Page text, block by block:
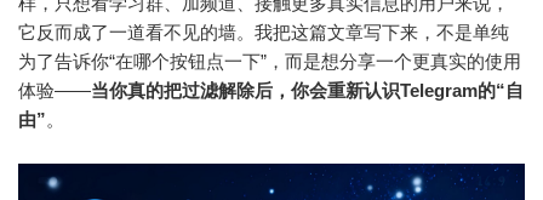
它反而成了一道看不见的墙。我把这篇文章写下来，不是单纯
为了告诉你“在哪个按钮点一下”，而是想分享一个更真实的使用
体验——当你真的把过滤解除后，你会重新认识Telegram的“自
由”。